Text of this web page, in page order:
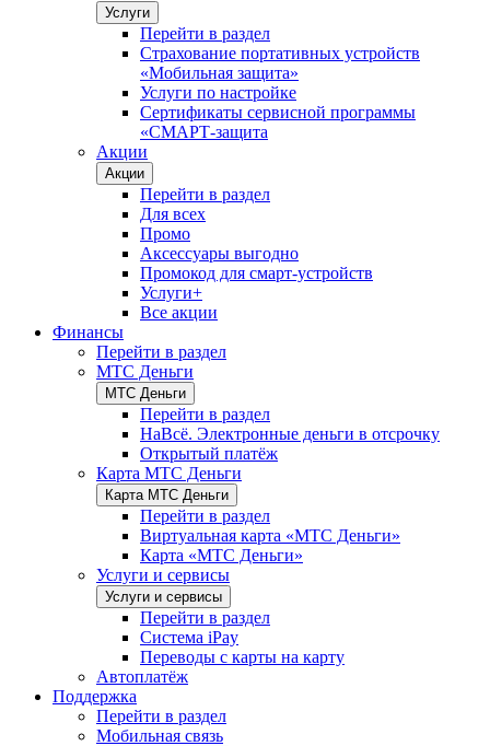
Услуги
Перейти в раздел
Страхование портативных устройств
«Мобильная защита»
Услуги по настройке
Сертификаты сервисной программы
«СМАРТ-защита
Акции
Акции
Перейти в раздел
Для всех
Промо
Аксессуары выгодно
Промокод для смарт-устройств
Услуги+
Все акции
Финансы
Перейти в раздел
МТС Деньги
МТС Деньги
Перейти в раздел
НаВсё. Электронные деньги в отсрочку
Открытый платёж
Карта МТС Деньги
Карта МТС Деньги
Перейти в раздел
Виртуальная карта «МТС Деньги»
Карта «МТС Деньги»
Услуги и сервисы
Услуги и сервисы
Перейти в раздел
Система iPay
Переводы с карты на карту
Автоплатёж
Поддержка
Перейти в раздел
Мобильная связь